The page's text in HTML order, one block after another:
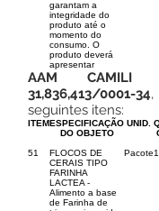
garantam a
integridade do
produto até o
momento do
consumo. O
produto deverá
apresentar
AAM CAMILI
31,836,413/0001-34,
seguintes itens:
ITEMESPECIFICAÇÃO
DO OBJETO
UNID.
51
FLOCOS DE
CERAIS TIPO
FARINHA
LACTEA -
Alimento a base
de Farinha de
Pacote